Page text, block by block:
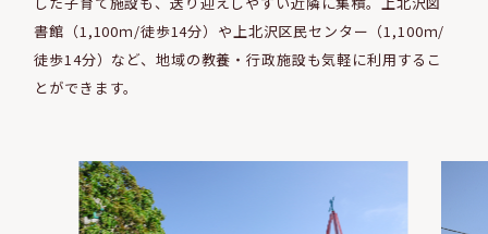
書館（1,100ｍ/徒歩14分）や上北沢区民センター（1,100ｍ/
徒歩14分）など、地域の教養・行政施設も気軽に利用するこ
とができます。